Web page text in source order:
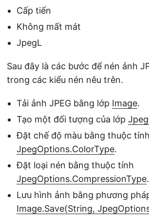
Cấp tiến
Không mất mát
JpegL
Sau đây là các bước để nén ảnh
trong các kiểu nén nêu trên.
Tải ảnh JPEG bằng lớp Image.
Tạo một đối tượng của lớp
Đặt chế độ màu bằng thuộc tính
JpegOptions.ColorType.
Đặt loại nén bằng thuộc tính
JpegOptions.CompressionType.
Lưu hình ảnh bằng phương
Image.Save(String,